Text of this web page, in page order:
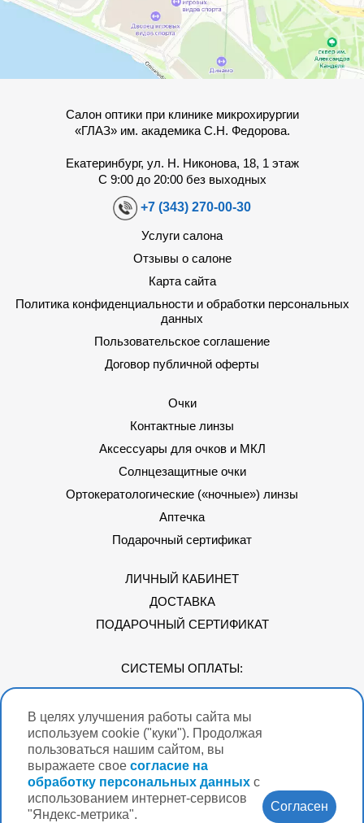
В целях улучшения работы сайта мы
используем cookie ("куки"). Продолжая
пользоваться нашим сайтом, вы
выражаете свое согласие на
обработку персональных данных с
использованием интернет-сервисов
"Яндекс-метрика".
Согласен
Салон оптики при клинике микрохирургии
«ГЛАЗ» им. академика С.Н. Федорова.
Екатеринбург, ул. Н. Никонова, 18, 1 этаж
С 9:00 до 20:00 без выходных
+7 (343) 270-00-30
Услуги салона
Отзывы о салоне
Карта сайта
Политика конфиденциальности и обработки персональных
данных
Пользовательское соглашение
Договор публичной оферты
Очки
Контактные линзы
Аксессуары для очков и МКЛ
Солнцезащитные очки
Ортокератологические («ночные») линзы
Аптечка
Подарочный сертификат
ЛИЧНЫЙ КАБИНЕТ
ДОСТАВКА
ПОДАРОЧНЫЙ СЕРТИФИКАТ
СИСТЕМЫ ОПЛАТЫ:
Мы в соцсетях
Версия для